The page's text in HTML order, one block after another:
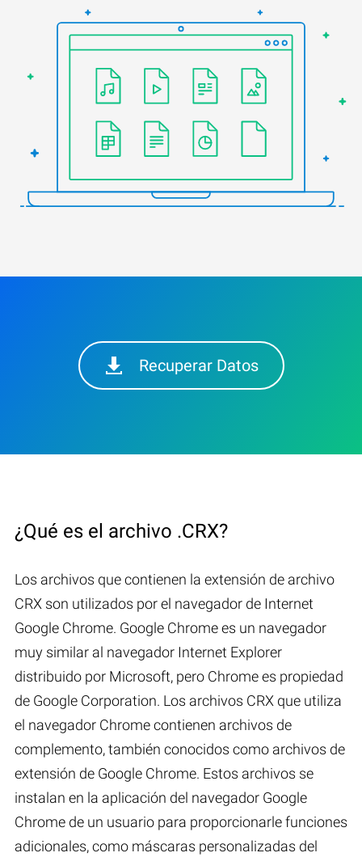
Recuperar Datos
¿Qué es el archivo .CRX?
Los archivos que contienen la extensión de archivo
CRX son utilizados por el navegador de Internet
Google Chrome. Google Chrome es un navegador
muy similar al navegador Internet Explorer
distribuido por Microsoft, pero Chrome es propiedad
de Google Corporation. Los archivos CRX que utiliza
el navegador Chrome contienen archivos de
complemento, también conocidos como archivos de
extensión de Google Chrome. Estos archivos se
instalan en la aplicación del navegador Google
Chrome de un usuario para proporcionarle funciones
adicionales, como máscaras personalizadas del